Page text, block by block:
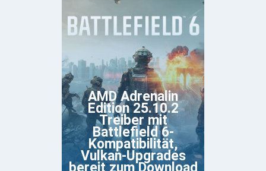
AMD Adrenalin
Edition 25.10.2
Treiber mit
Battlefield 6-
Kompatibilität,
Vulkan-Upgrades
bereit zum Download